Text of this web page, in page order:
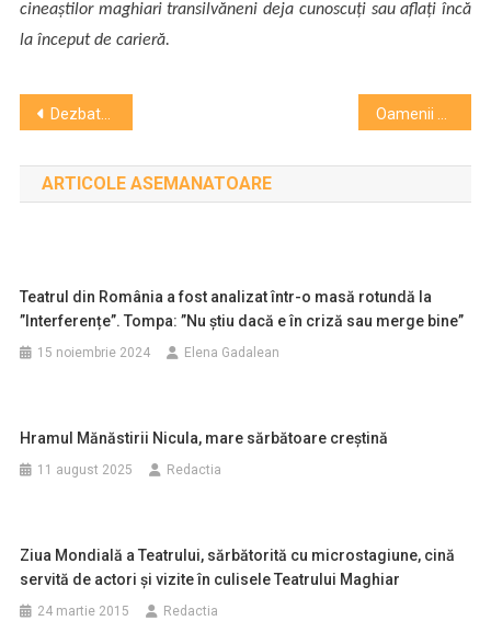
cineaştilor maghiari transilvăneni deja cunoscuţi sau aflaţi încă
la început de carieră.
Navigare
în
articole
Dezbatere la UBB despre rolul culturii și al artei în configurarea politicilor educaționale. Participă ministrul Daniel David Oamenii care țes povești și comunități. Îi întâlnești la Forumul Medierii Culturale
ARTICOLE ASEMANATOARE
Teatrul din România a fost analizat într-o masă rotundă la
”Interferențe”. Tompa: ”Nu știu dacă e în criză sau merge bine”
15 noiembrie 2024 Elena Gadalean
Hramul Mănăstirii Nicula, mare sărbătoare creștină
11 august 2025 Redactia
Ziua Mondială a Teatrului, sărbătorită cu microstagiune, cină
servită de actori şi vizite în culisele Teatrului Maghiar
24 martie 2015 Redactia